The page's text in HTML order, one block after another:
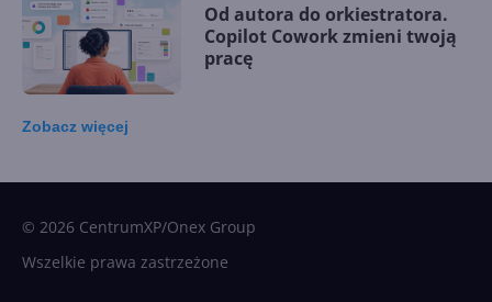
Od autora do orkiestratora.
Copilot Cowork zmieni twoją
pracę
Zobacz więcej
© 2026 CentrumXP/Onex Group
Wszelkie prawa zastrzeżone